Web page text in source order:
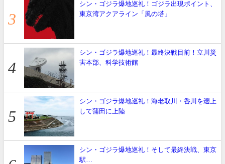
シン・ゴジラ爆地巡礼！ゴジラ出現ポイント、
東京湾アクアライン「風の塔」
シン・ゴジラ爆地巡礼！最終決戦目前！立川災
害本部、科学技術館
シン・ゴジラ爆地巡礼！海老取川・呑川を遡上
して蒲田に上陸
シン・ゴジラ爆地巡礼！そして最終決戦、東京
駅…